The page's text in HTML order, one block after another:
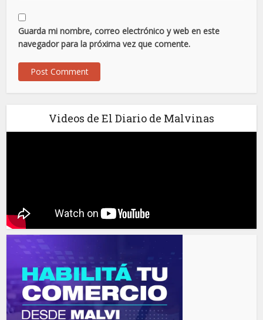
Guarda mi nombre, correo electrónico y web en este
navegador para la próxima vez que comente.
Videos de El Diario de Malvinas